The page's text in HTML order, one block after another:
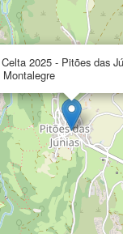
2025 - Pitões das